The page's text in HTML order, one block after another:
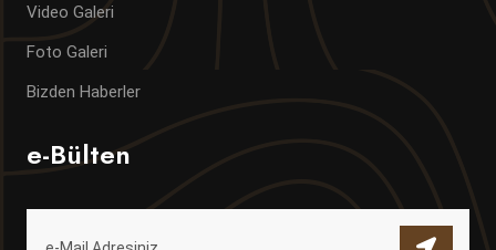
Video Galeri
Foto Galeri
Bizden Haberler
e-Bülten